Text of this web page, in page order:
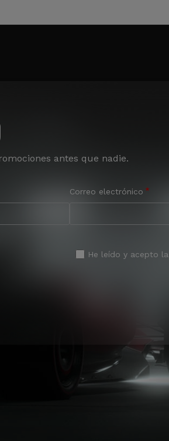
antes que nadie.
Correo electrónico
He leído y acepto la